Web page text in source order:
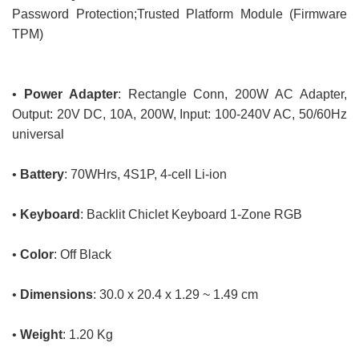
Password Protection;Trusted Platform Module (Firmware
TPM)
• Power Adapter: Rectangle Conn, 200W AC Adapter,
Output: 20V DC, 10A, 200W, Input: 100-240V AC, 50/60Hz
universal
• Battery: 70WHrs, 4S1P, 4-cell Li-ion
• Keyboard : Backlit Chiclet Keyboard 1-Zone RGB
• Color: Off Black
• Dimensions: 30.0 x 20.4 x 1.29 ~ 1.49 cm
• Weight: 1.20 Kg